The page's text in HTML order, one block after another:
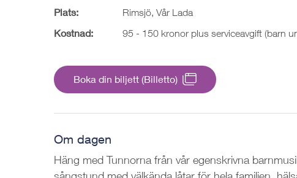
Plats: Rimsjö, Vår Lada
Kostnad: 95 - 150 kronor plus serviceavgift (barn
Boka din biljett (Billetto)
Om dagen
Häng med Tunnorna från vår egenskrivna